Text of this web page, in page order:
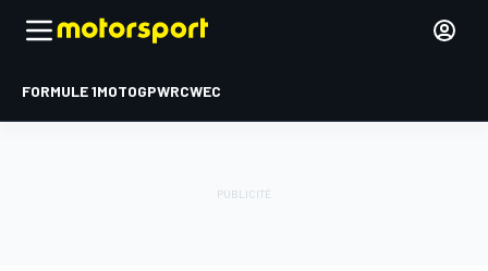
FORMULE 1MOTOGPWRCWEC